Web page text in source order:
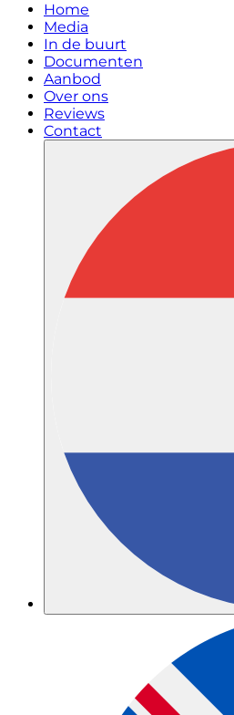
Home
Media
In de buurt
Documenten
Aanbod
Over ons
Reviews
Contact